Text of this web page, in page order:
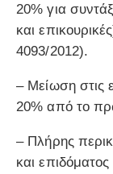
20% για
και
4093/2012).
– Μείωση στις
20% από το
– Πλήρης
και επιδόματος